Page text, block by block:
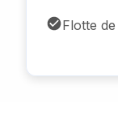
Flotte